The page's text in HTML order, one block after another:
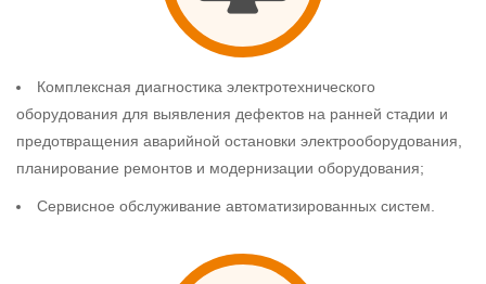
Комплексная диагностика электротехнического
оборудования для выявления дефектов на ранней стадии и
предотвращения аварийной остановки электрооборудования,
планирование ремонтов и модернизации оборудования;
Сервисное обслуживание автоматизированных систем.